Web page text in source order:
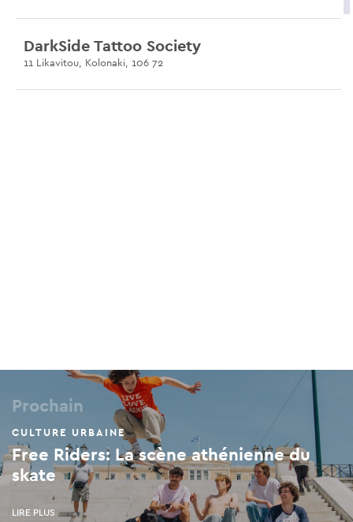
DarkSide Tattoo Society
11 Likavitou, Kolonaki, 106 72
Prochain
CULTURE URBAINE
Free Riders: La scène athénienne du
skate
LIRE PLUS